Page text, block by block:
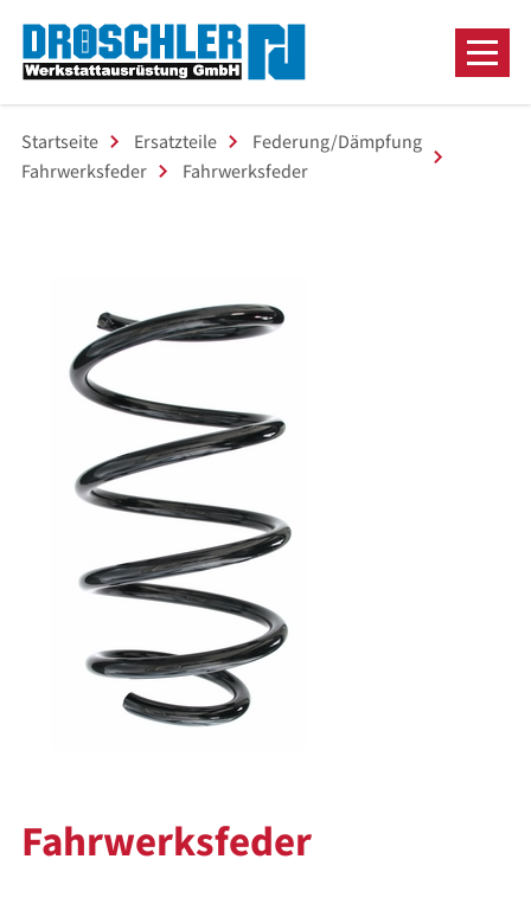
Startseite Ersatzteile
Federung/Dämpfung
Fahrwerksfeder
Fahrwerksfeder
Fahrwerksfeder